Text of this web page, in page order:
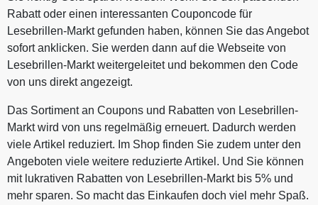
Rabatt oder einen interessanten Couponcode für
Lesebrillen-Markt gefunden haben, können Sie das Angebot
sofort anklicken. Sie werden dann auf die Webseite von
Lesebrillen-Markt weitergeleitet und bekommen den Code
von uns direkt angezeigt.
Das Sortiment an Coupons und Rabatten von Lesebrillen-
Markt wird von uns regelmäßig erneuert. Dadurch werden
viele Artikel reduziert. Im Shop finden Sie zudem unter den
Angeboten viele weitere reduzierte Artikel. Und Sie können
mit lukrativen Rabatten von Lesebrillen-Markt bis 5% und
mehr sparen. So macht das Einkaufen doch viel mehr Spaß.